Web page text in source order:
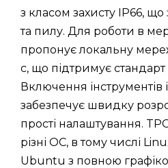
з класом захисту IP66,
та пилу. Для роботи в
пропонує локальну
с, що підтримує
Включення інструментів
забезпечує швидку
прості налаштування.
різні ОС, в тому числі
Ubuntu з повною